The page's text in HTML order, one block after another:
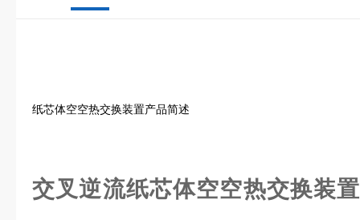
纸芯体空空热交换装置产品简述
交叉逆流纸芯体空空热交换装置